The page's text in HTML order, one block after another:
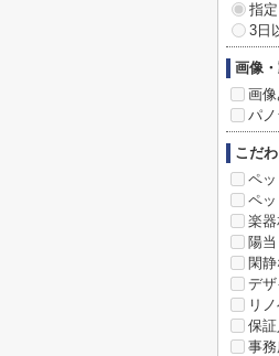
指
3日
画像
画像
パノ
こだ
ペ
ペ
楽
陽
閑
デ
リ
保
事